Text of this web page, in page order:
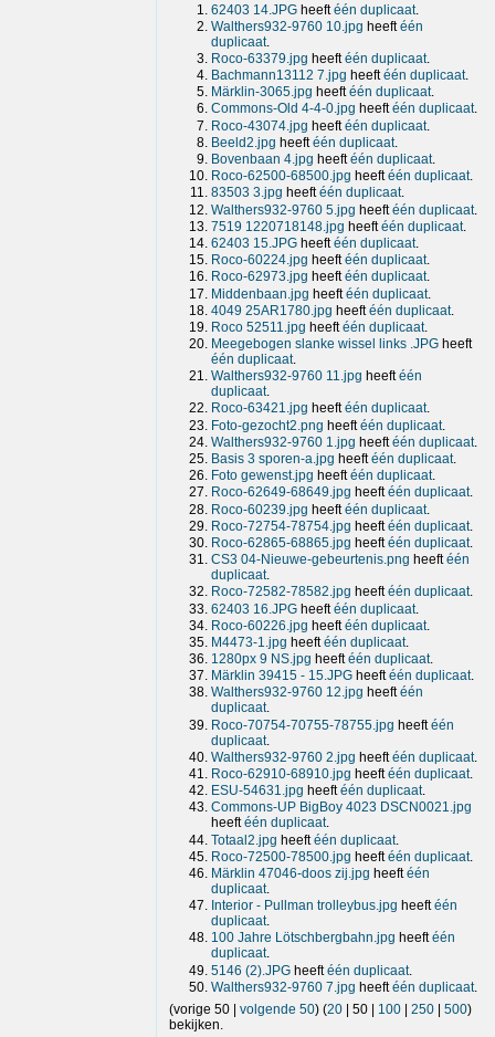
62403 14.JPG heeftéén duplicaat.
Walthers932-9760 10.jpg heeftéén
duplicaat.
Roco-63379.jpg heeftéén duplicaat.
Bachmann13112 7.jpg heeftéén duplicaat.
Märklin-3065.jpg heeftéén duplicaat.
Commons-Old 4-4-0.jpg heeftéén duplicaat.
Roco-43074.jpg heeftéén duplicaat.
Beeld2.jpg heeftéén duplicaat.
Bovenbaan 4.jpg heeftéén duplicaat.
Roco-62500-68500.jpg heeftéén duplicaat.
83503 3.jpg heeftéén duplicaat.
Walthers932-9760 5.jpg heeftéén duplicaat.
7519 1220718148.jpg heeftéén duplicaat.
62403 15.JPG heeftéén duplicaat.
Roco-60224.jpg heeftéén duplicaat.
Roco-62973.jpg heeftéén duplicaat.
Middenbaan.jpg heeftéén duplicaat.
4049 25AR1780.jpg heeftéén duplicaat.
Roco 52511.jpg heeftéén duplicaat.
Meegebogen slanke wissel links .JPG heeft
één duplicaat.
Walthers932-9760 11.jpg heeftéén
duplicaat.
Roco-63421.jpg heeftéén duplicaat.
Foto-gezocht2.png heeftéén duplicaat.
Walthers932-9760 1.jpg heeftéén duplicaat.
Basis 3 sporen-a.jpg heeftéén duplicaat.
Foto gewenst.jpg heeftéén duplicaat.
Roco-62649-68649.jpg heeftéén duplicaat.
Roco-60239.jpg heeftéén duplicaat.
Roco-72754-78754.jpg heeftéén duplicaat.
Roco-62865-68865.jpg heeftéén duplicaat.
CS3 04-Nieuwe-gebeurtenis.png heeftéén
duplicaat.
Roco-72582-78582.jpg heeftéén duplicaat.
62403 16.JPG heeftéén duplicaat.
Roco-60226.jpg heeftéén duplicaat.
M4473-1.jpg heeftéén duplicaat.
1280px 9 NS.jpg heeftéén duplicaat.
Märklin 39415 - 15.JPG heeftéén duplicaat.
Walthers932-9760 12.jpg heeftéén
duplicaat.
Roco-70754-70755-78755.jpg heeftéén
duplicaat.
Walthers932-9760 2.jpg heeftéén duplicaat.
Roco-62910-68910.jpg heeftéén duplicaat.
ESU-54631.jpg heeftéén duplicaat.
Commons-UP BigBoy 4023 DSCN0021.jpg
heeftéén duplicaat.
Totaal2.jpg heeftéén duplicaat.
Roco-72500-78500.jpg heeftéén duplicaat.
Märklin 47046-doos zij.jpg heeftéén
duplicaat.
Interior - Pullman trolleybus.jpg heeftéén
duplicaat.
100 Jahre Lötschbergbahn.jpg heeftéén
duplicaat.
5146 (2).JPG heeftéén duplicaat.
Walthers932-9760 7.jpg heeftéén duplicaat.
(vorige 50| volgende 50) (20| 50| 100| 250| 500)
bekijken.